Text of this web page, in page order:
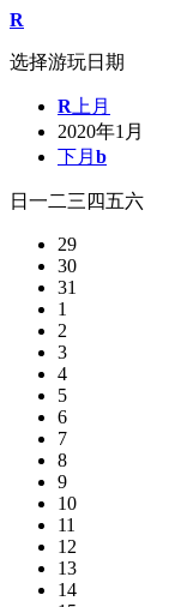
R
选择游玩日期
R 上月
2020年1月
下月 b
日 一二三 四五六
29
30
31
1
2
3
4
5
6
7
8
9
10
11
12
13
14